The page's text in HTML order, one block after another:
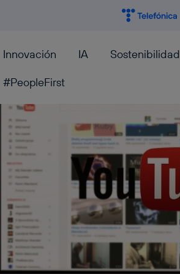
Innovación IA Sostenibilidad
#PeopleFirst